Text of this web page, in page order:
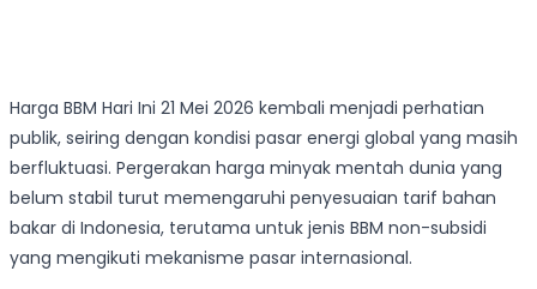
Harga BBM Hari Ini 21 Mei 2026 kembali menjadi perhatian
publik, seiring dengan kondisi pasar energi global yang masih
berfluktuasi. Pergerakan harga minyak mentah dunia yang
belum stabil turut memengaruhi penyesuaian tarif bahan
bakar di Indonesia, terutama untuk jenis BBM non-subsidi
yang mengikuti mekanisme pasar internasional.